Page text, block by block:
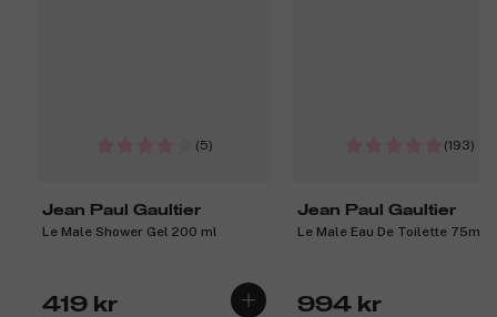
(5)
Jean Paul Gaultier
Le Male Shower Gel 200 ml
419 kr
(193)
Jean Paul Gaultier
Le Male Eau De Toilette 75ml
994 kr